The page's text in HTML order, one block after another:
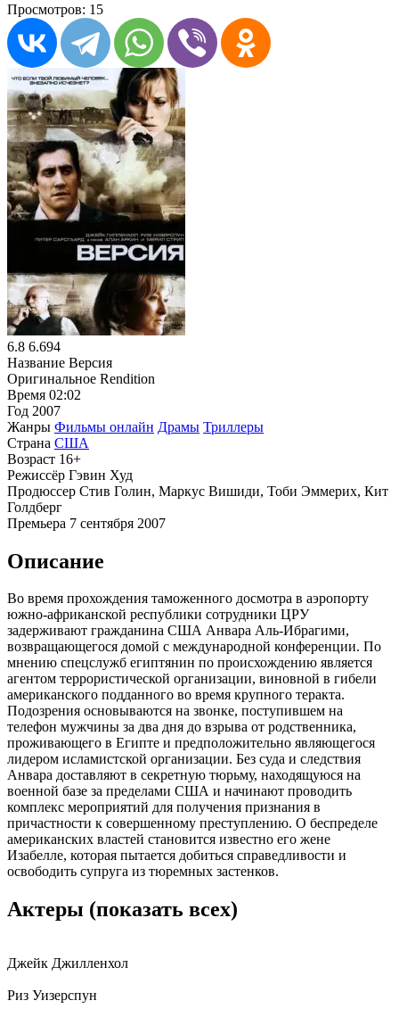
Просмотров: 15
6.8 6.694
Название Версия
Оригинальное Rendition
Время 02:02
Год 2007
Жанры Фильмы онлайн Драмы Триллеры
Страна США
Возраст 16+
Режиссёр Гэвин Худ
Продюссер Стив Голин, Маркус Вишиди, Тоби Эммерих, Кит
Голдберг
Премьера 7 сентября 2007
Описание
Во время прохождения таможенного досмотра в аэропорту
южно-африканской республики сотрудники ЦРУ
задерживают гражданина США Анвара Аль-Ибрагими,
возвращающегося домой с международной конференции. По
мнению спецслужб египтянин по происхождению является
агентом террористической организации, виновной в гибели
американского подданного во время крупного теракта.
Подозрения основываются на звонке, поступившем на
телефон мужчины за два дня до взрыва от родственника,
проживающего в Египте и предположительно являющегося
лидером исламистской организации. Без суда и следствия
Анвара доставляют в секретную тюрьму, находящуюся на
военной базе за пределами США и начинают проводить
комплекс мероприятий для получения признания в
причастности к совершенному преступлению. О беспределе
американских властей становится известно его жене
Изабелле, которая пытается добиться справедливости и
освободить супруга из тюремных застенков.
Актеры (показать всех)
Джейк Джилленхол
Риз Уизерспун